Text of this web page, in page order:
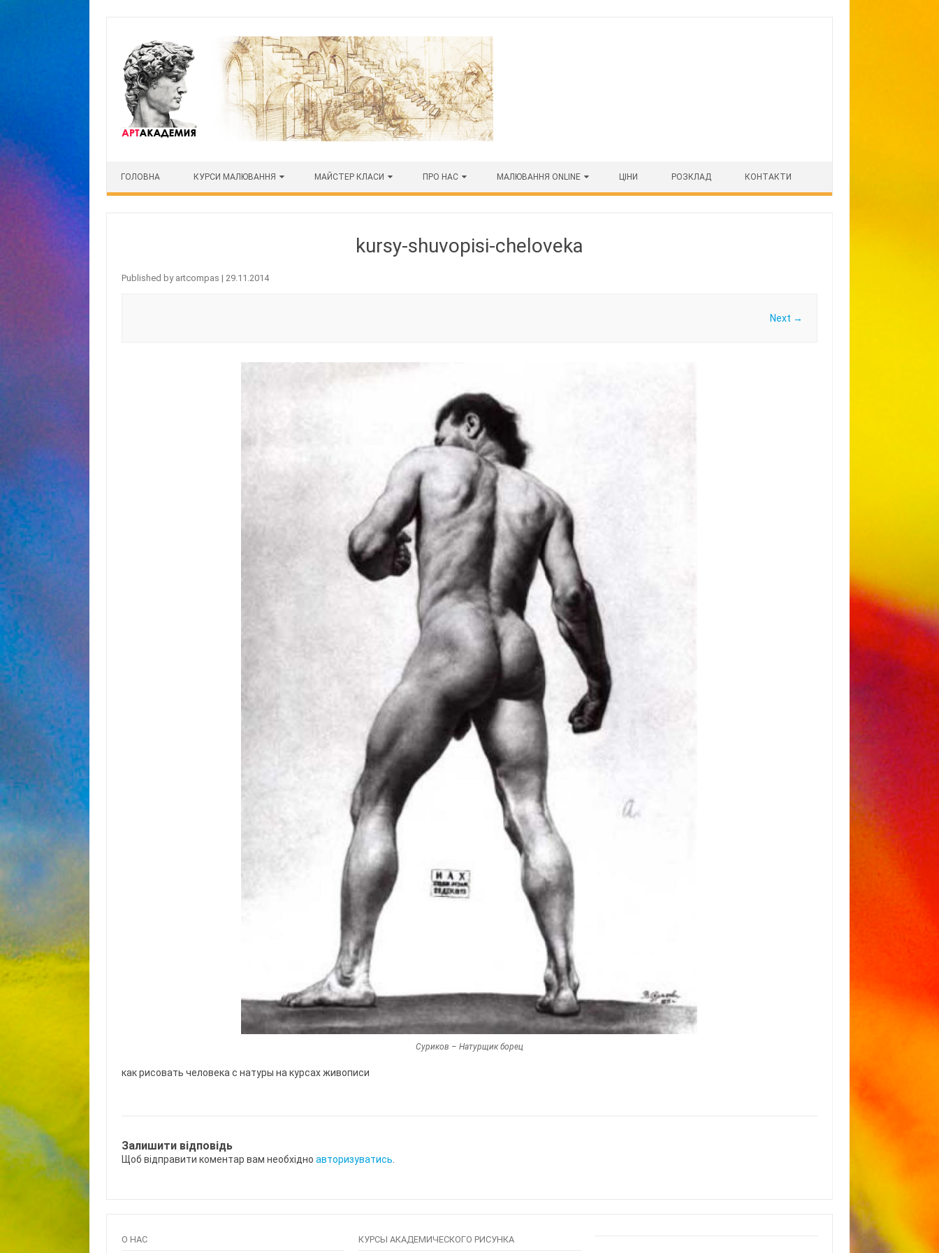
ГОЛОВНА КУРСИ МАЛЮВАННЯ МАЙСТЕР КЛАСИ ПРО НАС МАЛЮВАННЯ ONLINE ЦІНИ РОЗКЛАД КОНТАКТИ
kursy-shuvopisi-cheloveka
Published by artcompas | 29.11.2014
Next →
Суриков – Натурщик борец
как рисовать человека с натуры на курсах живописи
Залишити відповідь
Щоб відправити коментар вам необхідно авторизуватись
О НАС КУРСЫ АКАДЕМИЧЕСКОГО РИСУНКА